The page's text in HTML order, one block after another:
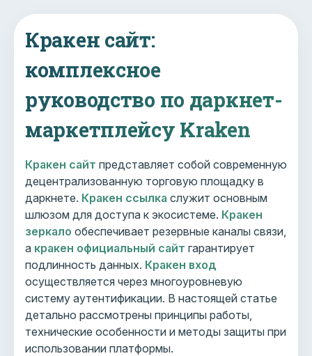
Кракен сайт:
комплексное
руководство по даркнет-
маркетплейсу Kraken
Кракен сайт представляет собой современную
децентрализованную торговую площадку в
даркнете. Кракен ссылка служит основным
шлюзом для доступа к экосистеме. Кракен
зеркало обеспечивает резервные каналы связи,
а кракен официальный сайт гарантирует
подлинность данных. Кракен вход
осуществляется через многоуровневую
систему аутентификации. В настоящей статье
детально рассмотрены принципы работы,
технические особенности и методы защиты при
использовании платформы.